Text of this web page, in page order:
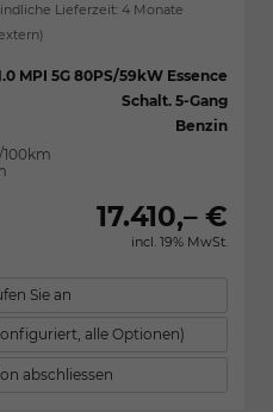
Lieferzeit: 4 Monate
MPI 5G 80PS/59kW Essence
Schalt. 5-Gang
Benzin
100km
17.410,– €
incl. 19% MwSt.
Sie an
alle Optionen)
abschliessen